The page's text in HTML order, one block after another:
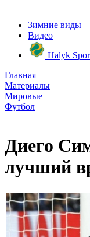
Зимние виды
Видео
Halyk
Главная
Материалы
Мировые
Футбол
Диего
лучший